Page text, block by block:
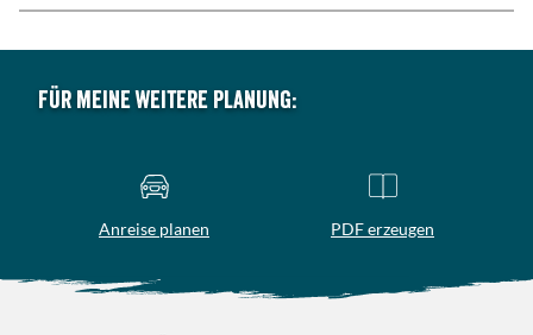
Für meine weitere Planung:
Anreise planen PDF erzeugen